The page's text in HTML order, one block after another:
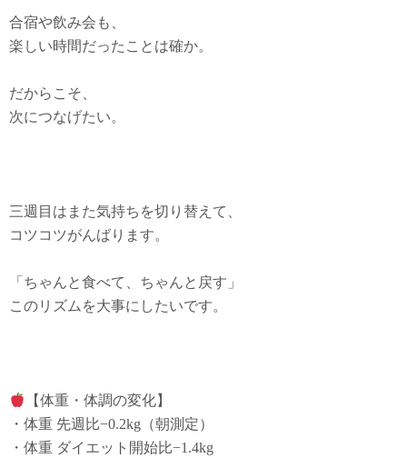
合宿や飲み会も、
楽しい時間だったことは確か。
だからこそ、
次につなげたい。
三週目はまた気持ちを切り替えて、
コツコツがんばります。
「ちゃんと食べて、ちゃんと戻す」
このリズムを大事にしたいです。
【体重・体調の変化】
・体重 先週比−0.2kg（朝測定）
・体重 ダイエット開始比−1.4kg